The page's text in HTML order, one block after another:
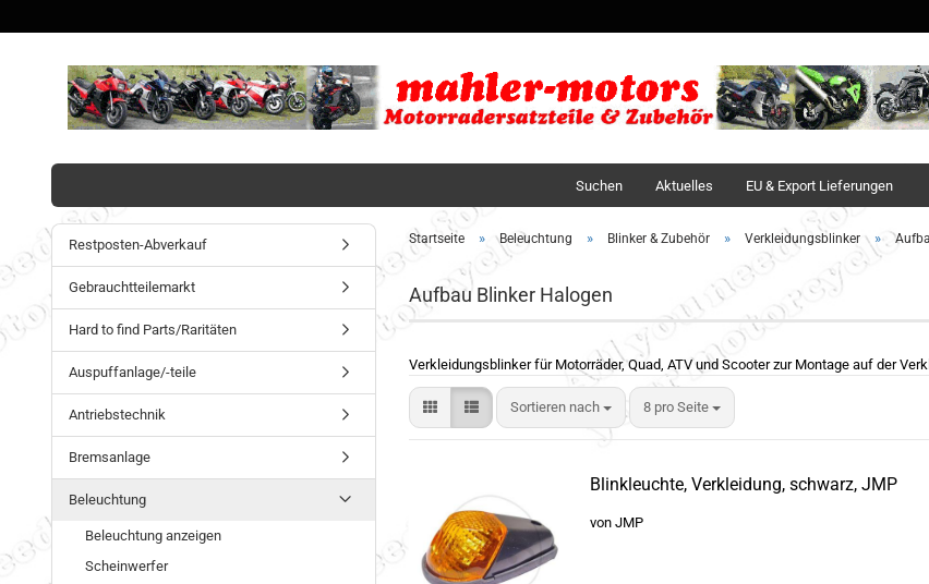
Suchen Aktuelles EU & Export Lieferungen
Startseite » Beleuchtung » Blinker & Zubehör » Verkleidungsblinker »
Aufbau Blinker Halogen
Verkleidungsblinker für Motorräder, Quad, ATV und Scooter zur Montage auf der
Sortieren nach 8 pro Seite
Blinkleuchte, Verkleidung, schwarz, JMP
von JMP
Restposten-Abverkauf
Gebrauchtteilemarkt
Hard to find Parts/Raritäten
Auspuffanlage/-teile
Antriebstechnik
Bremsanlage
Beleuchtung
Beleuchtung anzeigen
Scheinwerfer